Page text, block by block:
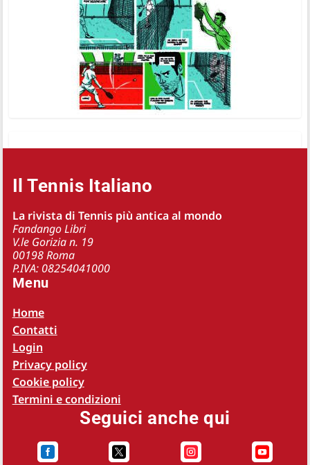
Il Tennis Italiano
La rivista di Tennis più antica al mondo
Fandango Libri
V.le Gorizia n. 19
00198 Roma
P.IVA: 08254041000
Menu
Home
Contatti
Login
Privacy policy
Cookie policy
Termini e condizioni
Seguici anche qui
   